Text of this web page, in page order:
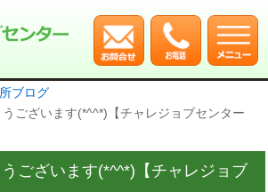
ブログ
ございます(*^^*)【チャレジョブセンター
ございます(*^^*)【チャレジョブ